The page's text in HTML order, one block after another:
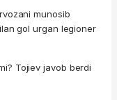
munosib
gol urgan legioner
Tojiev javob berdi